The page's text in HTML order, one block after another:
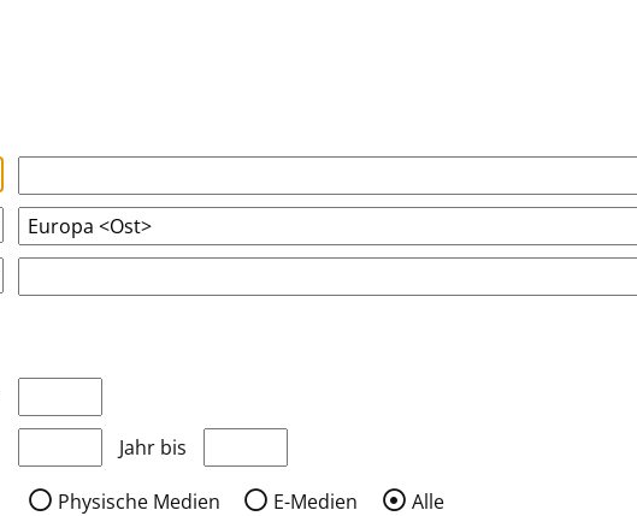
Medien anzeigen, die nach dem Jahr veröffentlicht wurden
Jahr bis
Physische Medien E-Medien
Alle